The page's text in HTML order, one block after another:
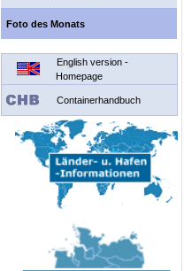
Foto des Monats
English version -
Homepage
Containerhandbuch